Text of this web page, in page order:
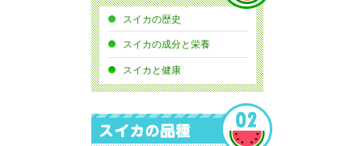
スイカの基礎知識
スイカの歴史
スイカの成分と栄養
スイカと健康